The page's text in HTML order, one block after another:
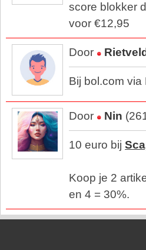
score blokker
voor €12,95
Door
Bij bol.com
Door Nin
10 euro bij
Koop je 2
en 4 = 30%.